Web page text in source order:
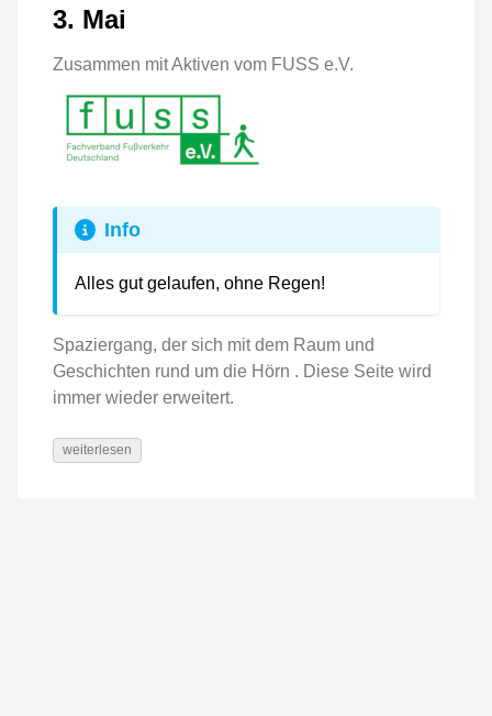
3. Mai
Zusammen mit Aktiven vom FUSS e.V.
Info
Alles gut gelaufen, ohne Regen!
Spaziergang, der sich mit dem Raum und
Geschichten rund um die Hörn . Diese Seite wird
immer wieder erweitert.
weiterlesen